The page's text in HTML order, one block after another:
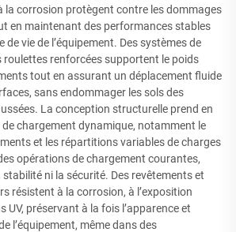
la corrosion protègent contre les dommages
en maintenant des performances stables
de vie de l’équipement. Des systèmes de
roulettes renforcées supportent le poids
tout en assurant un déplacement fluide
sans endommager les sols des
La conception structurelle prend en
chargement dynamique, notamment le
et les répartitions variables de charges
opérations de chargement courantes,
ni la sécurité. Des revêtements et
résistent à la corrosion, à l’exposition
UV, préservant à la fois l’apparence et
l’équipement, même dans des